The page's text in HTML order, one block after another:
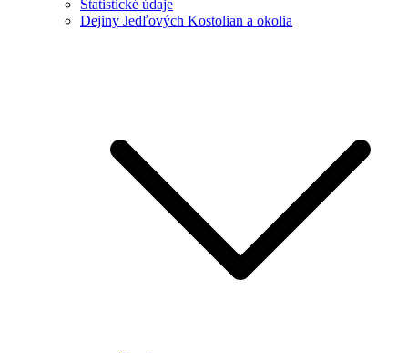
Štatistické údaje
Dejiny Jedľových Kostolian a okolia